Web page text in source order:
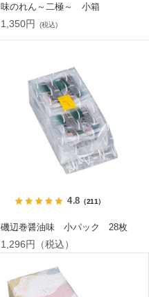
味のれん～二極～ 小箱
1,350円 (税込)
4.8 （211）
磯辺巻醤油味 小パック 28枚
1,296円（税込）